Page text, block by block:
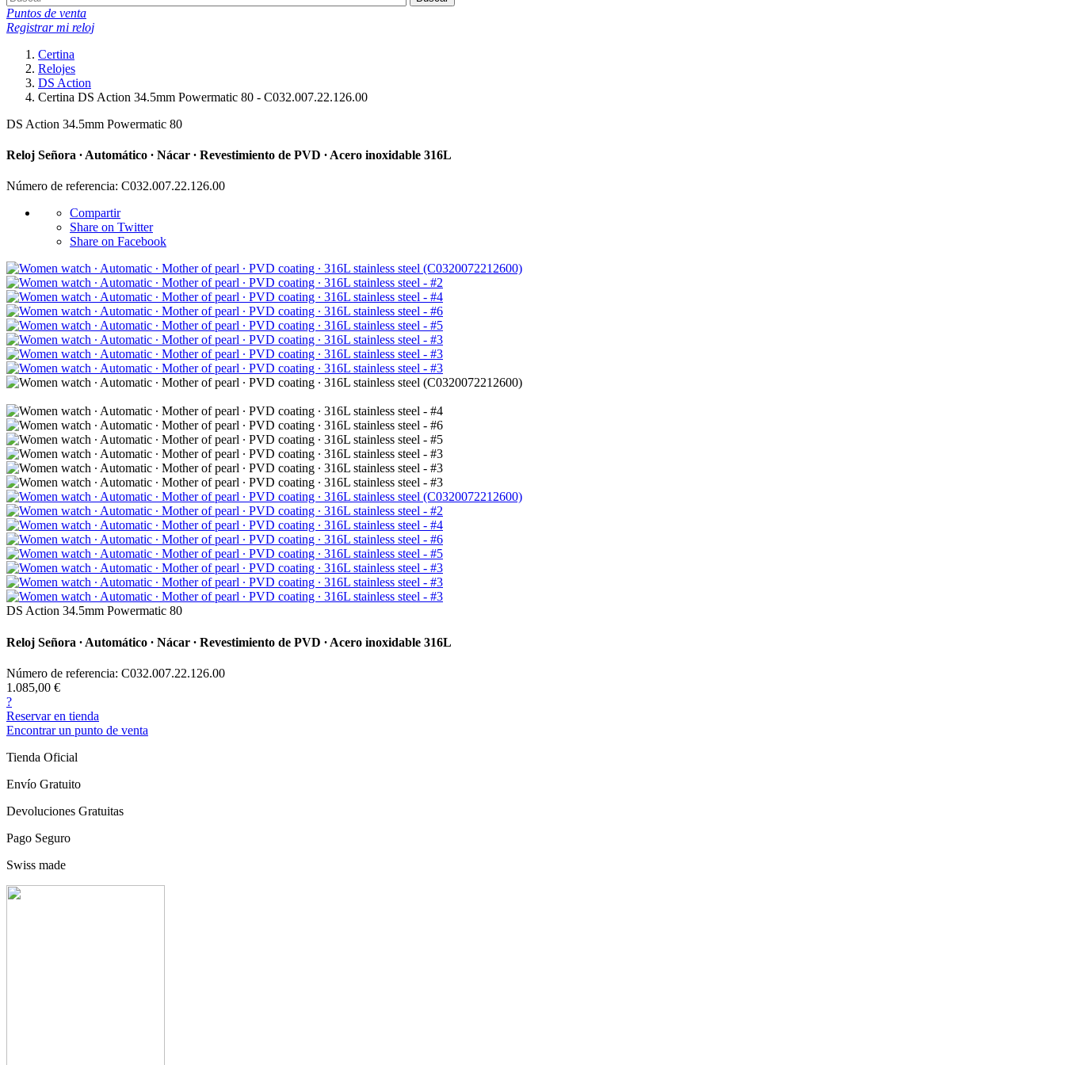
Puntos de venta
Registrar mi reloj
Certina
Relojes
DS Action
Certina DS Action 34.5mm Powermatic 80 - C032.007.22.126.00
DS Action 34.5mm Powermatic 80
Reloj Señora ∙ Automático ∙ Nácar ∙ Revestimiento de PVD ∙ Acero inoxidable 316L
Número de referencia: C032.007.22.126.00
Compartir
Share on Twitter
Share on Facebook
DS Action 34.5mm Powermatic 80
Reloj Señora ∙ Automático ∙ Nácar ∙ Revestimiento de PVD ∙ Acero inoxidable 316L
Número de referencia: C032.007.22.126.00
1.085,00 €
?
Reservar en tienda
Encontrar un punto de venta
Tienda Oficial
Envío Gratuito
Devoluciones Gratuitas
Pago Seguro
Swiss made